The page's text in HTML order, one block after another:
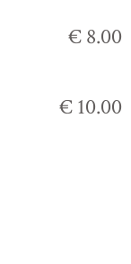
€ 8.00
€ 10.00